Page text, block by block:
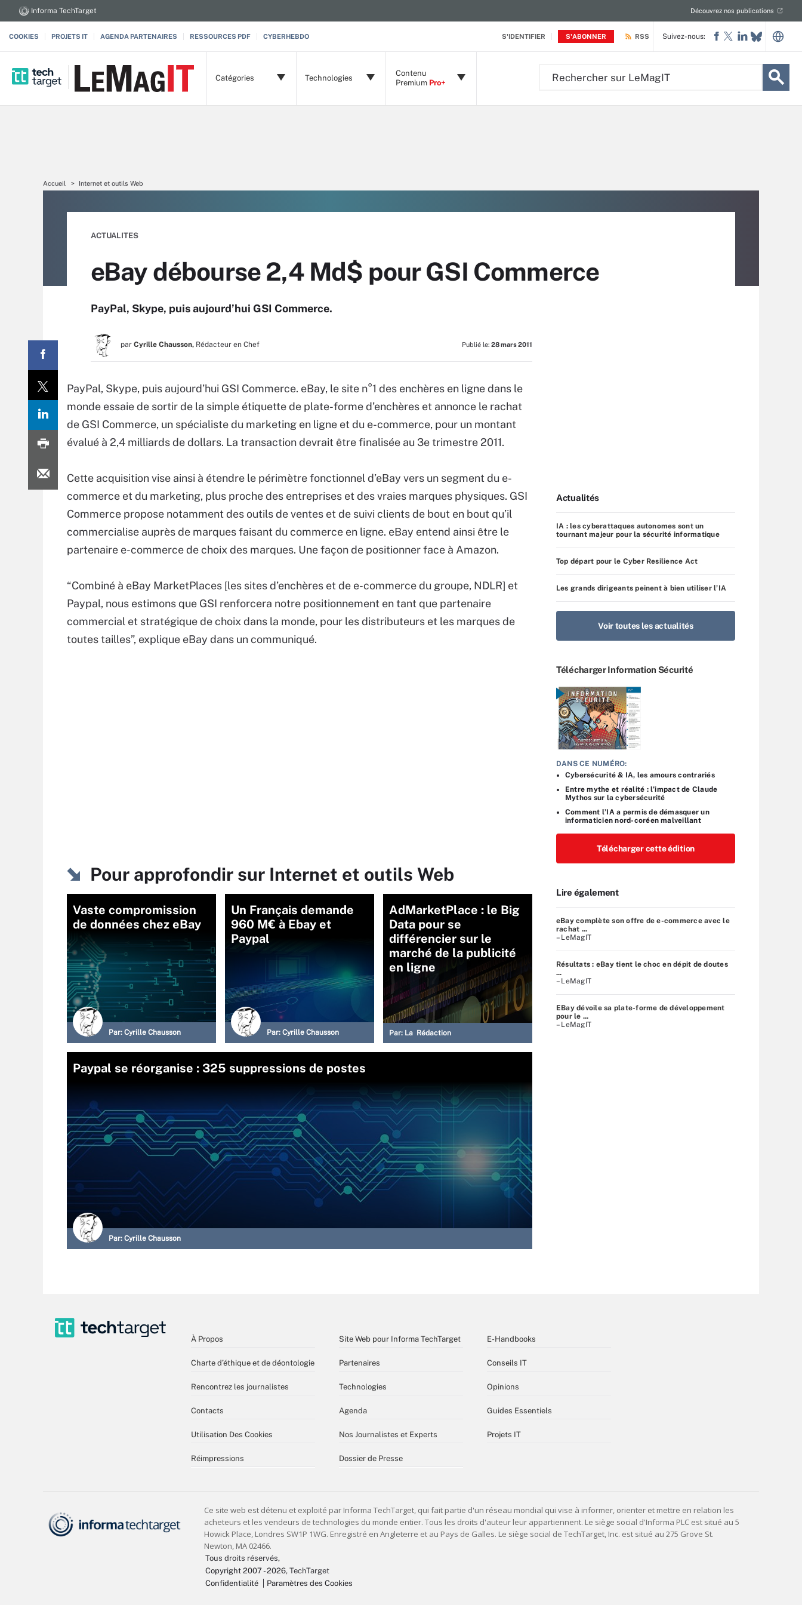
S'IDENTIFIER S'ABONNER
Informa TechTarget Découvrez nos publications
COOKIES PROJETS IT AGENDA PARTENAIRES RESSOURCES PDF CYBERHEBDO RSS
Catégories Technologies
Contenu
Premium Pro+
Suivez-nous:
Accueil Internet et outils Web
ACTUALITES
eBay débourse 2,4 Md$ pour GSI Commerce
PayPal, Skype, puis aujourd’hui GSI Commerce.
par Cyrille Chausson, Rédacteur en Chef Publié le: 28 mars 2011
PayPal, Skype, puis aujourd’hui GSI Commerce. eBay, le site n°1 des enchères en ligne dans le
monde essaie de sortir de la simple étiquette de plate-forme d’enchères et annonce le rachat
de GSI Commerce, un spécialiste du marketing en ligne et du e-commerce, pour un montant
évalué à 2,4 milliards de dollars. La transaction devrait être finalisée au 3e trimestre 2011.
Cette acquisition vise ainsi à étendre le périmètre fonctionnel d’eBay vers un segment du e-
commerce et du marketing, plus proche des entreprises et des vraies marques physiques. GSI
Commerce propose notamment des outils de ventes et de suivi clients de bout en bout qu’il
commercialise auprès de marques faisant du commerce en ligne. eBay entend ainsi être le
partenaire e-commerce de choix des marques. Une façon de positionner face à Amazon.
“Combiné à eBay MarketPlaces [les sites d’enchères et de e-commerce du groupe, NDLR] et
Paypal, nous estimons que GSI renforcera notre positionnement en tant que partenaire
commercial et stratégique de choix dans la monde, pour les distributeurs et les marques de
toutes tailles”, explique eBay dans un communiqué.
Pour approfondir sur Internet et outils Web
Vaste compromission
de données chez eBay
Par: Cyrille Chausson
Un Français demande
960 M€ à Ebay et
Paypal
Par: Cyrille Chausson
AdMarketPlace : le Big
Data pour se
différencier sur le
marché de la publicité
en ligne
Par: La Rédaction
Paypal se réorganise : 325 suppressions de postes
Par: Cyrille Chausson
Actualités
IA : les cyberattaques autonomes sont un
tournant majeur pour la sécurité informatique
Top départ pour le Cyber Resilience Act
Les grands dirigeants peinent à bien utiliser l’IA
Voir toutes les actualités
Télécharger Information Sécurité
DANS CE NUMÉRO:
Cybersécurité & IA, les amours contrariés
Entre mythe et réalité : l’impact de Claude
Mythos sur la cybersécurité
Comment l’IA a permis de démasquer un
informaticien nord-coréen malveillant
Télécharger cette édition
Lire également
eBay complète son offre de e-commerce avec le
rachat ...
– LeMagIT
Résultats : eBay tient le choc en dépit de doutes
...
– LeMagIT
EBay dévoile sa plate-forme de développement
pour le ...
– LeMagIT
À Propos
Charte d’éthique et de déontologie
Rencontrez les journalistes
Contacts
Utilisation Des Cookies
Réimpressions
Site Web pour Informa TechTarget
Partenaires
Technologies
Agenda
Nos Journalistes et Experts
Dossier de Presse
E-Handbooks
Conseils IT
Opinions
Guides Essentiels
Projets IT
Tous droits réservés,
Copyright 2007 - 2026, TechTarget
Confidentialité
Paramètres des Cookies